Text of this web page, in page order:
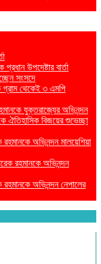
উপদেষ্টার বার্তা
সংসদে
গ্রাম থেকেই ৩ এমপি
যুক্তরাজ্যের অভিনন্দন
ঐতিহাসিক বিজয়ের শুভেচ্ছা
অভিনন্দন মালয়েশিয়া
রহমানকে অভিনন্দন
অভিনন্দন নেপালের